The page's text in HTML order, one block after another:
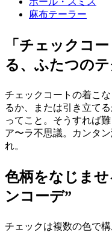
麻布テーラー
「チェックコ
る、ふたつの
チェックコートの着こ
るか、または引き立て
ってこと。そうすれば
ア〜ラ不思議。カンタ
れ。
色柄をなじま
ンコーデ”
チェックは複数の色で